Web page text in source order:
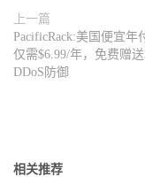
上一篇
PacificRack:美国便宜年
仅需$6.99/年，免费赠送
DDoS防御
相关推荐